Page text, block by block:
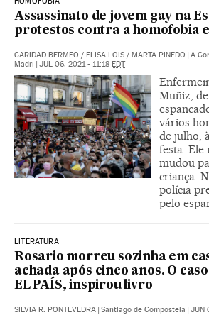
Assassinato de jovem gay na
protestos contra a homofobia
CARIDAD BERMEO / ELISA LOIS / MARTA PINEDO
A
Madri
JUL 06, 2021 - 11:18 EDT
Muñiz,
vários
de julho,
festa. Ele
mudou
criança.
polícia
pelo
LITERATURA
Rosario morreu sozinha em
achada após cinco anos. O
EL PAÍS, inspirou livro
SILVIA R. PONTEVEDRA Santiago de Compostela JUN